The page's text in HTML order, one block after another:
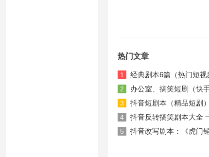
热门文章
1 经典剧本6篇（热门短视
2 办公室、搞笑短剧（快
3 抖音短剧本（精品短剧）
4 抖音反转搞笑剧本大全
5 抖音改写剧本：《虎门销